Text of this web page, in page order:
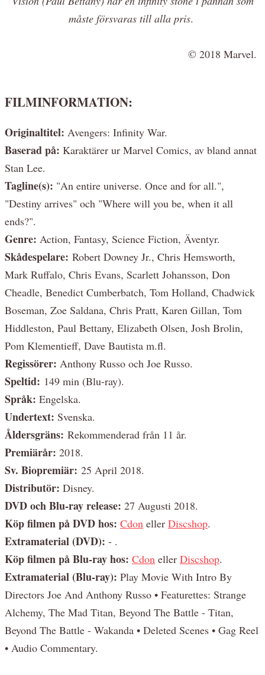
måste försvaras till alla pris.
© 2018 Marvel.
FILMINFORMATION:
Originaltitel: Avengers: Infinity War.
Baserad på: Karaktärer ur Marvel Comics, av bland annat
Stan Lee.
Tagline(s): "An entire universe. Once and for all.",
"Destiny arrives" och "Where will you be, when it all
ends?".
Genre: Action, Fantasy, Science Fiction, Äventyr.
Skådespelare: Robert Downey Jr., Chris Hemsworth,
Mark Ruffalo, Chris Evans, Scarlett Johansson, Don
Cheadle, Benedict Cumberbatch, Tom Holland, Chadwick
Boseman, Zoe Saldana, Chris Pratt, Karen Gillan, Tom
Hiddleston, Paul Bettany, Elizabeth Olsen, Josh Brolin,
Pom Klementieff, Dave Bautista m.fl.
Regissörer: Anthony Russo och Joe Russo.
Speltid: 149 min (Blu-ray).
Språk: Engelska.
Undertext: Svenska.
Åldersgräns: Rekommenderad från 11 år.
Premiärår: 2018.
Sv. Biopremiär: 25 April 2018.
Distributör: Disney.
DVD och Blu-ray release: 27 Augusti 2018.
Köp filmen på DVD hos: Cdon eller Discshop.
Extramaterial (DVD): - .
Köp filmen på Blu-ray hos: Cdon eller Discshop.
Extramaterial (Blu-ray): Play Movie With Intro By
Directors Joe And Anthony Russo • Featurettes: Strange
Alchemy, The Mad Titan, Beyond The Battle - Titan,
Beyond The Battle - Wakanda • Deleted Scenes • Gag Reel
• Audio Commentary.